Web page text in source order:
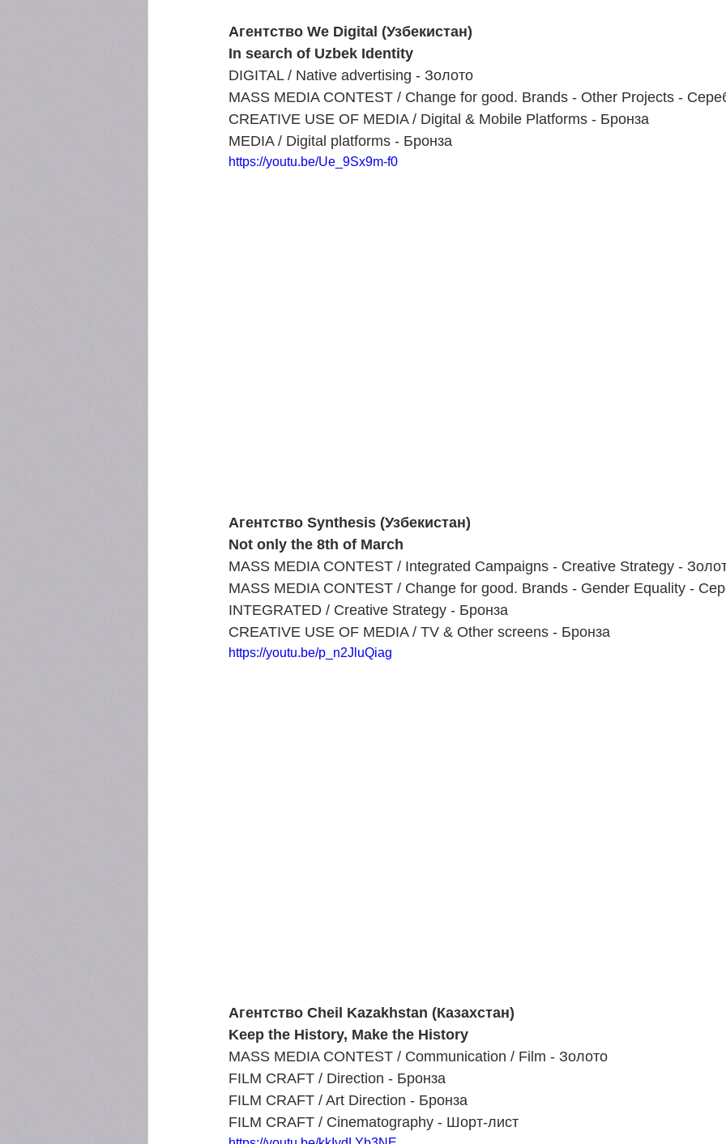
Агентство We Digital (Узбекистан)
In search of Uzbek Identity
DIGITAL / Native advertising - Золото
MASS MEDIA CONTEST / Change for good. Brands - Other Projects -
CREATIVE USE OF MEDIA / Digital & Mobile Platforms - Бронза
MEDIA / Digital platforms - Бронза
https://youtu.be/Ue_9Sx9m-f0
Агентство Synthesis (Узбекистан)
Not only the 8th of March
MASS MEDIA CONTEST / Integrated Campaigns - Creative Strategy -
MASS MEDIA CONTEST / Change for good. Brands - Gender Equality -
INTEGRATED / Creative Strategy - Бронза
CREATIVE USE OF MEDIA / TV & Other screens - Бронза
https://youtu.be/p_n2JluQiag
Агентство Cheil Kazakhstan (Казахстан)
Keep the History, Make the History
MASS MEDIA CONTEST / Communication / Film - Золото
FILM CRAFT / Direction - Бронза
FILM CRAFT / Art Direction - Бронза
FILM CRAFT / Cinematography - Шорт-лист